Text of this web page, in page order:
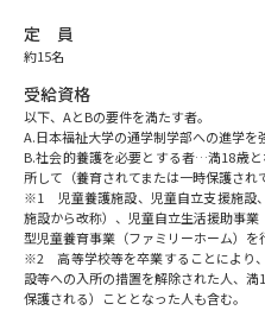
志望校・出願校を調べる
併願校選び
先輩が入学を決めた理由
新生活お役立ちガイド
定 員
約15名
受給資格
以下、AとBの要件を満たす者。
A.日本福祉大学の通学制学部への進学を
B.社会的養護を必要とする者…満18歳
所して（養育されてまたは一時保護され
※1 児童養護施設、児童自立支援施設
施設から改称）、児童自立生活援助事
型児童養育事業（ファミリーホーム）を
※2 高等学校等を卒業することにより
設等への入所の措置を解除された人、
保護される）こととなった人も含む。